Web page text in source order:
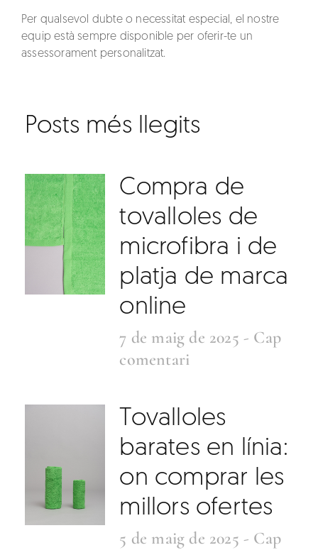
Per qualsevol dubte o necessitat especial, el nostre
equip està sempre disponible per oferir-te un
assessorament personalitzat.
Posts més llegits
Compra de
tovalloles de
microfibra i de
platja de marca
online
7 de maig de 2025
Cap
comentari
Tovalloles
barates en línia:
on comprar les
millors ofertes
5 de maig de 2025
Cap